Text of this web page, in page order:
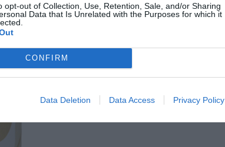
opt-out of Collection, Use, Retention, Sale, and/or Sharing
Data that Is Unrelated with the Purposes for which it
CONFIRM
Data Deletion Data Access Privacy Policy